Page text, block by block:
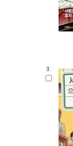
3.